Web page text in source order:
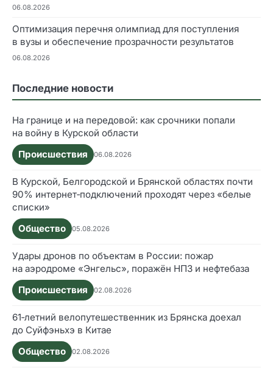
06.08.2026
Оптимизация перечня олимпиад для поступления
в вузы и обеспечение прозрачности результатов
06.08.2026
Последние новости
На границе и на передовой: как срочники попали
на войну в Курской области
Происшествия
06.08.2026
В Курской, Белгородской и Брянской областях почти
90% интернет‑подключений проходят через «белые
списки»
Общество
05.08.2026
Удары дронов по объектам в России: пожар
на аэродроме «Энгельс», поражён НПЗ и нефтебаза
Происшествия
02.08.2026
61‑летний велопутешественник из Брянска доехал
до Суйфэньхэ в Китае
Общество
02.08.2026